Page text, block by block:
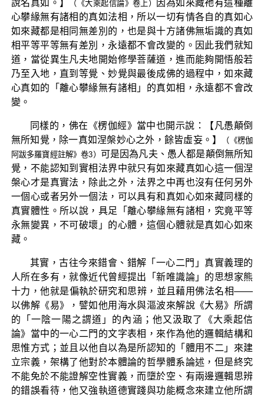
說名真如。】 （《大乘起信論》卷上）
因為如來藏祂有這種離
心攀緣無有諸相的真如法相，所以一切有情各自的真如心
如來藏都是相同無差別的，也是與十方諸佛無垢識的真如
相平等平等無有差別，永遠都不會改變的。因此我們就知
道，當從異生凡夫地開始修學菩薩道，進而能夠開悟般若
乃至入地，直到等覺、妙覺與最後成佛的過程中，如來藏
心真如的「離心攀緣無有諸相」的真如相，永遠都不會改
變。
同樣的，佛在《楞伽經》當中也開示說：【凡愚顛倒
無所知覺，除一真如涅槃妙心之外，餘皆虛妄。】
（《楞伽
阿跋多羅寶經註解》卷3） 可是因為凡夫、愚人都是顛倒無所知
覺，不能認知到實相法界中就只有如來藏真如心這一個涅
槃心才是真實法，除此之外，法界之中再也沒有任何另外
一個心或者另外一個法，可以具有和真如心如來藏同樣的
真實體性。所以說，具足「離心攀緣無有諸相，究竟平等
永無變異，不可破壞」的心體，這個心體就是真如心如來
藏。
其實，古往今來錯會、錯解「一心二門」真實義理的
人所在多有，就像近代曾經提出「新唯識論」的思想家熊
十力，他就是偏執於研究和思辨，並且藉用佛法名相——
以佛解《易》，譬如他用海水與漚波來解說《大易》所謂
的「一陰一陽之謂道」的內涵；他又汲取了《大乘起信
論》當中的一心二門的文字表相，來作為他的邏輯結構和
思惟方式；並且以他自以為是所認知的「體用不二」來建
立宗義，架構了他對於本體論的哲學體系論述，但是終究
不能免於不能證解空性實義，而墮於空、有兩邊邏輯思辨
的錯誤看待，他又強執道德實踐與功能概念來建立他所謂